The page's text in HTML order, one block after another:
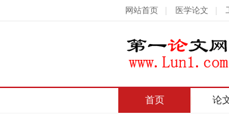
网站首页 医学论文
首页 论